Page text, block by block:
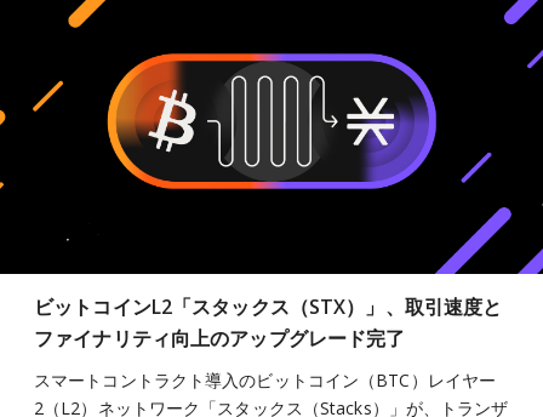
ビットコインL2「スタックス（STX）」、取引速度と
ファイナリティ向上のアップグレード完了
スマートコントラクト導入のビットコイン（BTC）レイヤー
2（L2）ネットワーク「スタックス（Stacks）」が、トランザ